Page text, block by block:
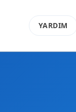
YARDIM